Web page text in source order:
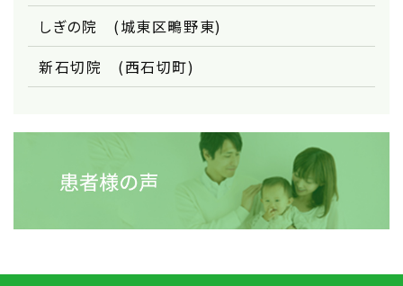
しぎの院 (城東区鴫野東)
新石切院 (西石切町)